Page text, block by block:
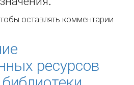
систем научного
оставлять комментарии
ресурсов